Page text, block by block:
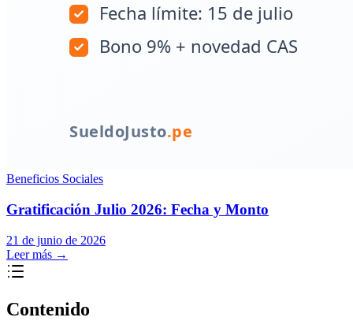
Beneficios Sociales
Gratificación Julio 2026: Fecha y Monto
21 de junio de 2026
Leer más →
Contenido